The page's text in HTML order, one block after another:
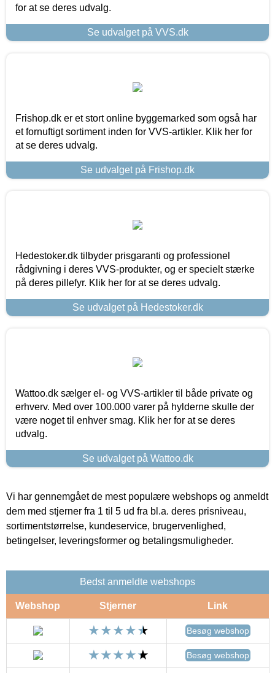
for at se deres udvalg.
Se udvalget på VVS.dk
Frishop.dk er et stort online byggemarked som også har
et fornuftigt sortiment inden for VVS-artikler. Klik her for
at se deres udvalg.
Se udvalget på Frishop.dk
Hedestoker.dk tilbyder prisgaranti og professionel
rådgivning i deres VVS-produkter, og er specielt stærke
på deres pillefyr. Klik her for at se deres udvalg.
Se udvalget på Hedestoker.dk
Wattoo.dk sælger el- og VVS-artikler til både private og
erhverv. Med over 100.000 varer på hylderne skulle der
være noget til enhver smag. Klik her for at se deres
udvalg.
Se udvalget på Wattoo.dk
Vi har gennemgået de mest populære webshops og anmeldt
dem med stjerner fra 1 til 5 ud fra bl.a. deres prisniveau,
sortimentstørrelse, kundeservice, brugervenlighed,
betingelser, leveringsformer og betalingsmuligheder.
Bedst anmeldte webshops
Webshop Stjerner Link
Besøg webshop
Besøg webshop